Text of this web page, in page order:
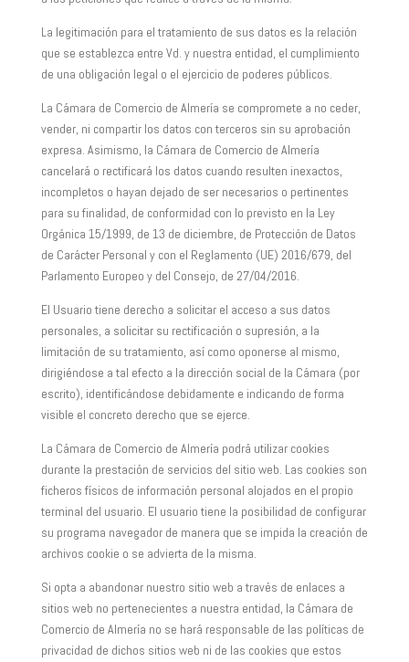
La legitimación para el tratamiento de sus datos es la relación
que se establezca entre Vd. y nuestra entidad, el cumplimiento
de una obligación legal o el ejercicio de poderes públicos.
La Cámara de Comercio de Almería se compromete a no ceder,
vender, ni compartir los datos con terceros sin su aprobación
expresa. Asimismo, la Cámara de Comercio de Almería
cancelará o rectificará los datos cuando resulten inexactos,
incompletos o hayan dejado de ser necesarios o pertinentes
para su finalidad, de conformidad con lo previsto en la Ley
Orgánica 15/1999, de 13 de diciembre, de Protección de Datos
de Carácter Personal y con el Reglamento (UE) 2016/679, del
Parlamento Europeo y del Consejo, de 27/04/2016.
El Usuario tiene derecho a solicitar el acceso a sus datos
personales, a solicitar su rectificación o supresión, a la
limitación de su tratamiento, así como oponerse al mismo,
dirigiéndose a tal efecto a la dirección social de la Cámara (por
escrito), identificándose debidamente e indicando de forma
visible el concreto derecho que se ejerce.
La Cámara de Comercio de Almería podrá utilizar cookies
durante la prestación de servicios del sitio web. Las cookies son
ficheros físicos de información personal alojados en el propio
terminal del usuario. El usuario tiene la posibilidad de configurar
su programa navegador de manera que se impida la creación de
archivos cookie o se advierta de la misma.
Si opta a abandonar nuestro sitio web a través de enlaces a
sitios web no pertenecientes a nuestra entidad, la Cámara de
Comercio de Almería no se hará responsable de las políticas de
privacidad de dichos sitios web ni de las cookies que estos